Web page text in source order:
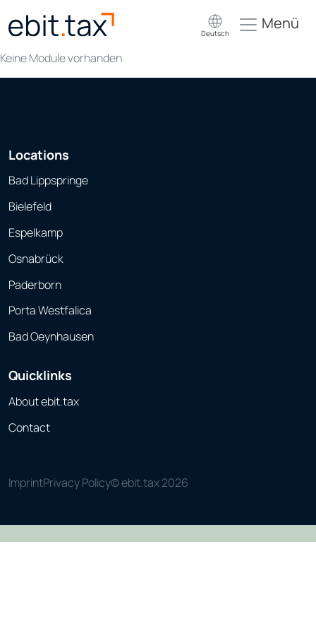
Deutsch
Menü
Keine Module vorhanden
Locations
Bad Lippspringe
Bielefeld
Espelkamp
Osnabrück
Paderborn
Porta Westfalica
Bad Oeynhausen
Quicklinks
About ebit.tax
Contact
ImprintPrivacy Policy© ebit.tax 2026